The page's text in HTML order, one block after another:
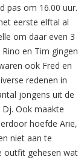
pas om 16.00 uur.
eerste elftal al
om daar even 3
en Tim gingen
ook Fred en
redenen in
jongens uit de
Ook maakte
hoefde Arie,
niet aan te
outfit gehesen wat